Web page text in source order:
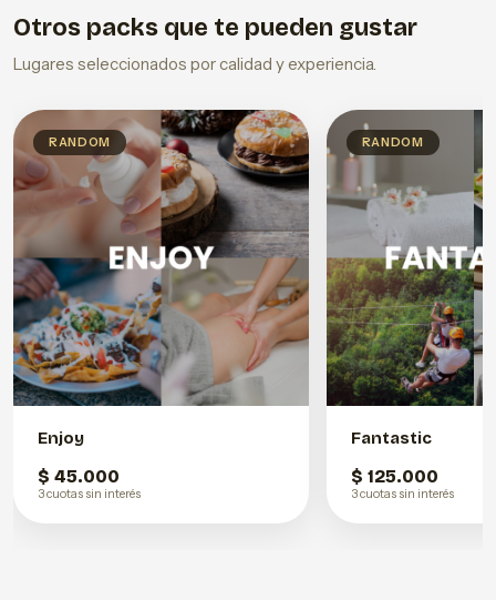
Otros packs que te pueden gustar
Lugares seleccionados por calidad y experiencia.
RANDOM
Enjoy
$ 45.000
3 cuotas sin interés
RANDOM
Fantastic
$ 125.000
3 cuotas sin interés